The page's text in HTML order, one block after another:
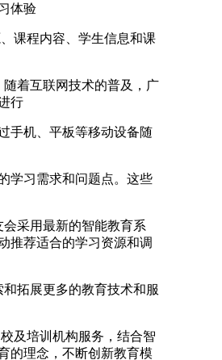
体验
课程内容、学生信息和课
着互联网技术的普及，广
行
手机、平板等移动设备随
学习需求和问题点。这些
采用最新的智能教育系
推荐适合的学习资源和调
拓展更多的教育技术和服
及培训机构服务，结合智
的理念，不断创新教育模